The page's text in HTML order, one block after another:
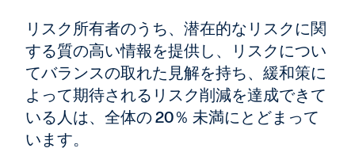
リスク所有者のうち、潜在的なリスクに関
する質の高い情報を提供し、リスクについ
てバランスの取れた見解を持ち、緩和策に
よって期待されるリスク削減を達成できて
いる人は、全体の 20％ 未満にとどまって
います。